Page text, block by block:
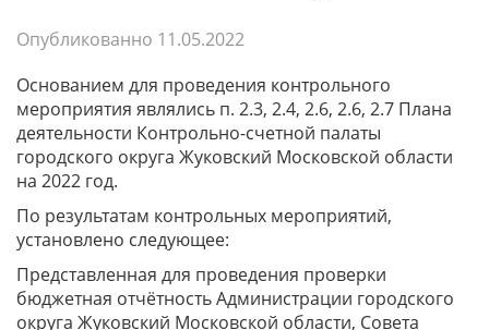
Опубликованно 11.05.2022
Основанием для проведения контрольного
мероприятия являлись п. 2.3, 2.4, 2.6, 2.6, 2.7 Плана
деятельности Контрольно-счетной палаты
городского округа Жуковский Московской области
на 2022 год.
По результатам контрольных мероприятий,
установлено следующее:
Представленная для проведения проверки
бюджетная отчётность Администрации городского
округа Жуковский Московской области, Совета